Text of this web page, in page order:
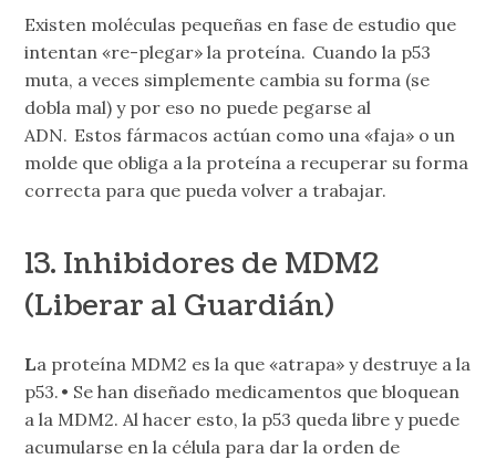
Existen moléculas pequeñas en fase de estudio que
intentan «re-plegar» la proteína. Cuando la p53
muta, a veces simplemente cambia su forma (se
dobla mal) y por eso no puede pegarse al
ADN. Estos fármacos actúan como una «faja» o un
molde que obliga a la proteína a recuperar su forma
correcta para que pueda volver a trabajar.
13. Inhibidores de MDM2
(Liberar al Guardián)
La proteína MDM2 es la que «atrapa» y destruye a la
p53. • Se han diseñado medicamentos que bloquean
a la MDM2. Al hacer esto, la p53 queda libre y puede
acumularse en la célula para dar la orden de